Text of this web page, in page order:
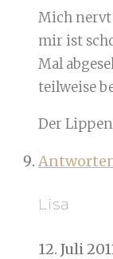
Mich
mir ist
Mal
teilweise
Der
Lisa
12. Juli